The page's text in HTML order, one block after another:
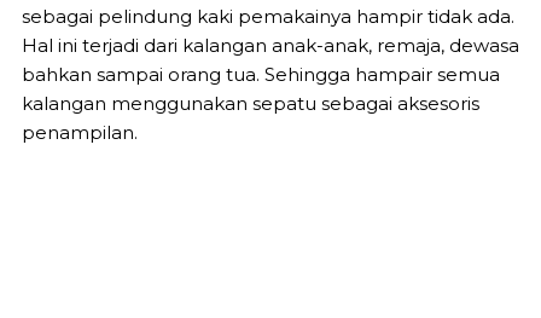
sebagai pelindung kaki pemakainya hampir tidak ada.
Hal ini terjadi dari kalangan anak-anak, remaja, dewasa
bahkan sampai orang tua. Sehingga hampair semua
kalangan menggunakan sepatu sebagai aksesoris
penampilan.